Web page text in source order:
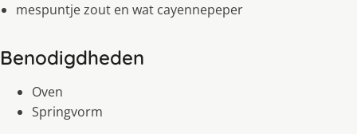
mespuntje zout en wat cayennepeper
Benodigdheden
Oven
Springvorm